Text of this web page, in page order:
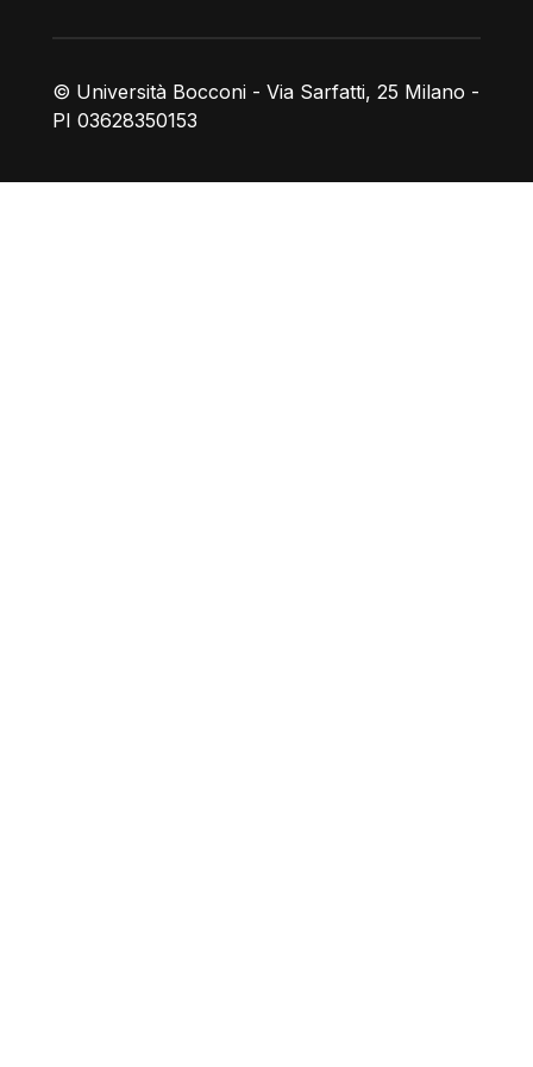
© Università Bocconi - Via Sarfatti, 25 Milano -
PI 03628350153